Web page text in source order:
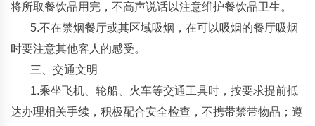
将所取餐饮品用完，不高声说话以注意维护餐饮品卫生。
5.不在禁烟餐厅或其区域吸烟，在可以吸烟的餐厅吸烟
时要注意其他客人的感受。
三、交通文明
1.乘坐飞机、轮船、火车等交通工具时，按要求提前抵
达办理相关手续，积极配合安全检查，不携带禁带物品；遵